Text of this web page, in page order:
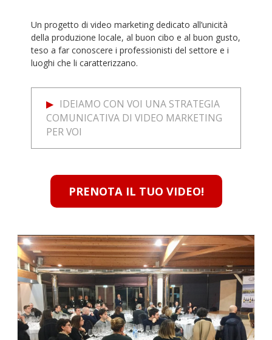
Un progetto di video marketing dedicato all’unicità
della produzione locale, al buon cibo e al buon gusto,
teso a far conoscere i professionisti del settore e i
luoghi che li caratterizzano.
IDEIAMO CON VOI UNA STRATEGIA
COMUNICATIVA DI VIDEO MARKETING
PER VOI
PRENOTA IL TUO VIDEO!